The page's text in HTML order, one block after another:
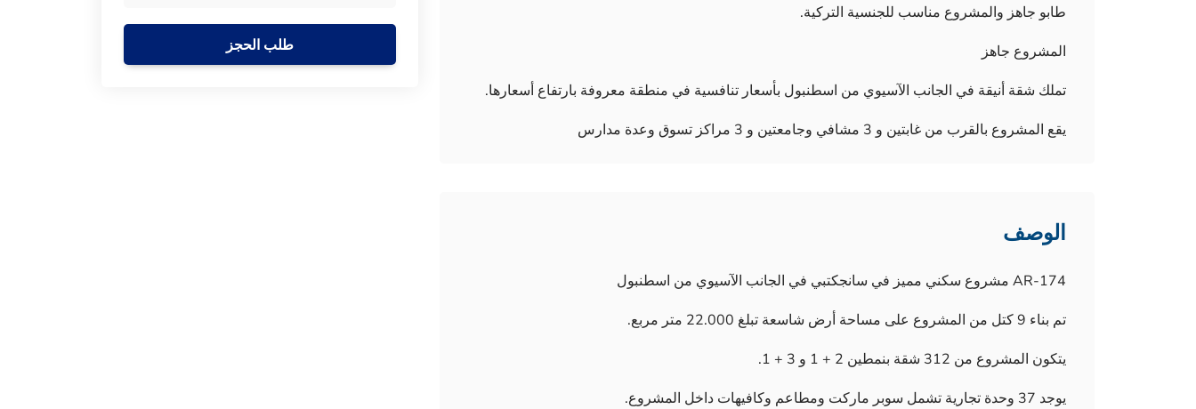
طابو جاهز والمشروع مناسب للجنسية التركية.
المشروع جاهز
تملك شقة أنيقة في الجانب الآسيوي من اسطنبول بأسعار تنافسية في منطقة معروفة بارتفاع أسعارها.
يقع المشروع بالقرب من غابتين و 3 مشافي وجامعتين و 3 مراكز تسوق وعدة مدارس
الوصف
AR-174 مشروع سكني مميز في سانجكتبي في الجانب الآسيوي من اسطنبول
تم بناء 9 كتل من المشروع على مساحة أرض شاسعة تبلغ 22.000 متر مربع.
يتكون المشروع من 312 شقة بنمطين 2 + 1 و 3 + 1.
يوجد 37 وحدة تجارية تشمل سوبر ماركت ومطاعم وكافيهات داخل المشروع.
طلب الحجز